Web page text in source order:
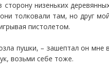
низеньких
толковали там, но друг
пистолетом.
пушки, – зашептал он мне
возьми себе тоже.